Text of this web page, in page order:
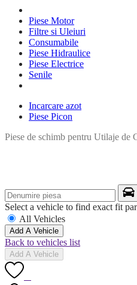
Piese Motor
Filtre si Uleiuri
Consumabile
Piese Hidraulice
Piese Electrice
Senile
Incarcare azot
Piese Picon
Piese de schimb pentru Utilaje
Select a vehicle to find exact fit
All Vehicles
Add A Vehicle
Back to vehicles list
Add A Vehicle